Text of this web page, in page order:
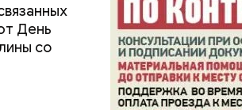
День
со